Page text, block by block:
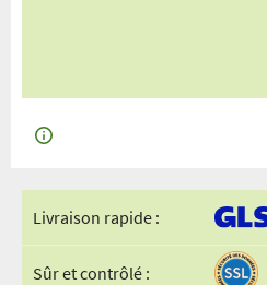
Livraison rapide :
Sûr et contrôlé :